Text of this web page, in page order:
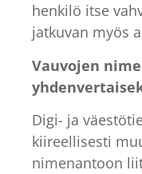
henkilö itse
jatkuvan myös
Vauvojen
Digi- ja
kiireellisesti
nimenantoon